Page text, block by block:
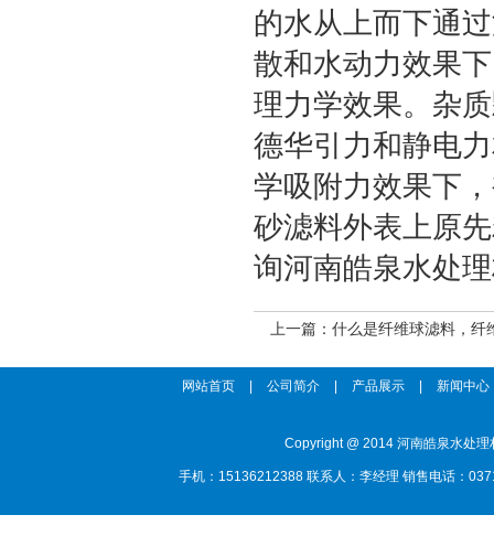
的水从上而下通
散和水动力效果
理力学效果。杂
德华引力和静电
学吸附力效果下
砂滤料外表上原
询河南皓泉水处
上一篇： 什么是纤维球滤料，纤
网站首页 公司简介 产品展示 新闻中心
Copyright @ 2014 河南皓泉水处
手机：15136212388 联系人：李经理 销售电话：